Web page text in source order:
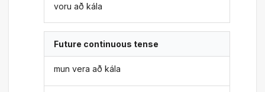
voru að kála
Future continuous tense
mun vera að kála